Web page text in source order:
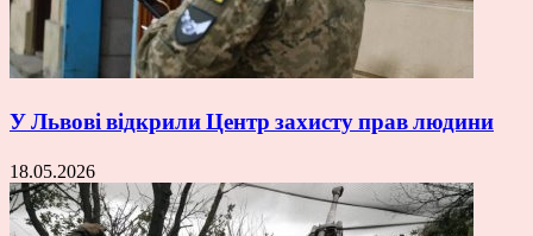
У Львові відкрили Центр захисту прав людини
18.05.2026